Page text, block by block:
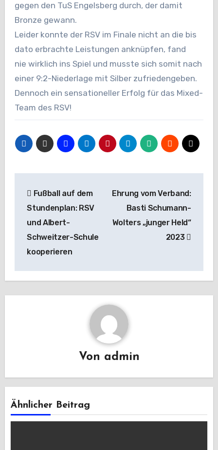
gegen den TuS Engelsberg durch, der damit
Bronze gewann.
Leider konnte der RSV im Finale nicht an die bis
dato erbrachte Leistungen anknüpfen, fand
nie wirklich ins Spiel und musste sich somit nach
einer 9:2-Niederlage mit Silber zufriedengeben.
Dennoch ein sensationeller Erfolg für das Mixed-
Team des RSV!
Fußball auf dem
Stundenplan: RSV
und Albert-
Schweitzer-Schule
kooperieren
Ehrung vom Verband:
Basti Schumann-
Wolters „junger Held“
2023
Von admin
Ähnlicher Beitrag